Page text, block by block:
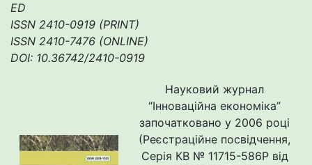
ED
ISSN 2410-0919 (PRINT)
ISSN 2410-7476 (ONLINE)
DOI: 10.36742/2410-0919
Науковий журнал
“Інноваційна економіка”
започатковано у 2006 році
(Реєстраційне посвідчення,
Серія КВ № 11715-586Р від